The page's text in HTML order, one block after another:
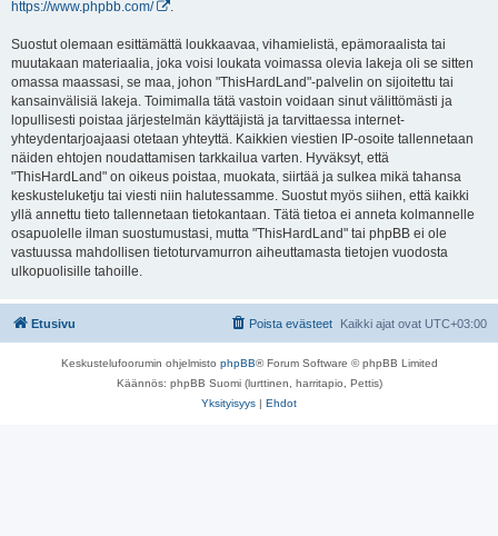
https://www.phpbb.com/
Suostut olemaan esittämättä loukkaavaa, vihamielistä, epämoraalista tai
muutakaan materiaalia, joka voisi loukata voimassa olevia lakeja oli se sitten
omassa maassasi, se maa, johon "ThisHardLand"-palvelin on sijoitettu tai
kansainvälisiä lakeja. Toimimalla tätä vastoin voidaan sinut välittömästi ja
lopullisesti poistaa järjestelmän käyttäjistä ja tarvittaessa internet-
yhteydentarjoajaasi otetaan yhteyttä. Kaikkien viestien IP-osoite tallennetaan
näiden ehtojen noudattamisen tarkkailua varten. Hyväksyt, että
"ThisHardLand" on oikeus poistaa, muokata, siirtää ja sulkea mikä tahansa
keskusteluketju tai viesti niin halutessamme. Suostut myös siihen, että kaikki
yllä annettu tieto tallennetaan tietokantaan. Tätä tietoa ei anneta kolmannelle
osapuolelle ilman suostumustasi, mutta "ThisHardLand" tai phpBB ei ole
vastuussa mahdollisen tietoturvamurron aiheuttamasta tietojen vuodosta
ulkopuolisille tahoille.
Etusivu Kaikki ajat ovat UTC+03:00
Poista evästeet
Keskustelufoorumin ohjelmisto phpBB® Forum Software © phpBB Limited
Käännös: phpBB Suomi (lurttinen, harritapio, Pettis)
Yksityisyys | Ehdot